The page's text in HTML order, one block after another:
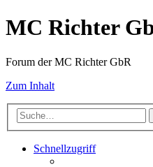
MC Richter
Forum der MC Richter GbR
Zum Inhalt
Schnellzugriff